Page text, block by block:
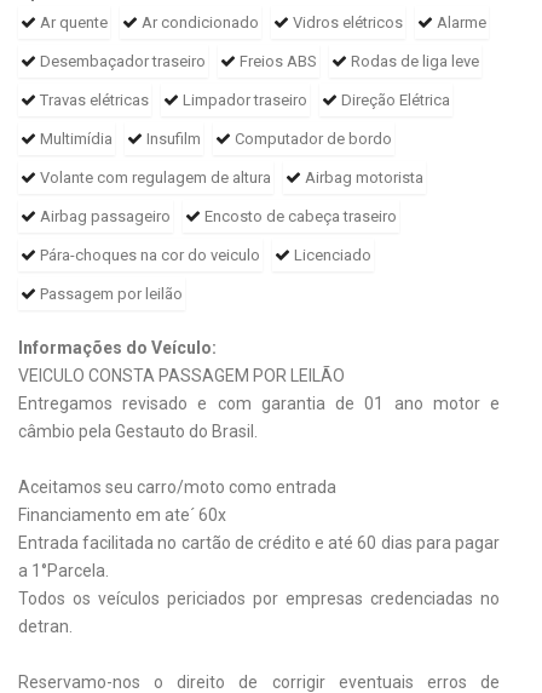
Ar quente Ar condicionado Vidros elétricos Alarme
Desembaçador traseiro Freios ABS Rodas de liga leve
Travas elétricas Limpador traseiro Direção Elétrica
Multimídia Insufilm Computador de bordo
Volante com regulagem de altura Airbag motorista
Airbag passageiro Encosto de cabeça traseiro
Pára-choques na cor do veiculo Licenciado
Passagem por leilão
Informações do Veículo:
VEICULO CONSTA PASSAGEM POR LEILÃO
Entregamos revisado e com garantia de 01 ano motor e
câmbio pela Gestauto do Brasil.
Aceitamos seu carro/moto como entrada
Financiamento em ate´ 60x
Entrada facilitada no cartão de crédito e até 60 dias para pagar
a 1°Parcela.
Todos os veículos periciados por empresas credenciadas no
detran.
Reservamo-nos o direito de corrigir eventuais erros de